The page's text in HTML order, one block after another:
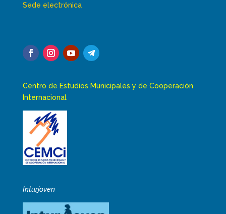
Sede electrónica
Centro de Estudios Municipales y de Cooperación
Internacional
Inturjoven